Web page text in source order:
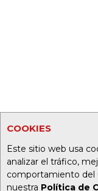
COOKIES
Este sitio web usa
analizar el tráfico,
comportamiento del
nuestra Política de